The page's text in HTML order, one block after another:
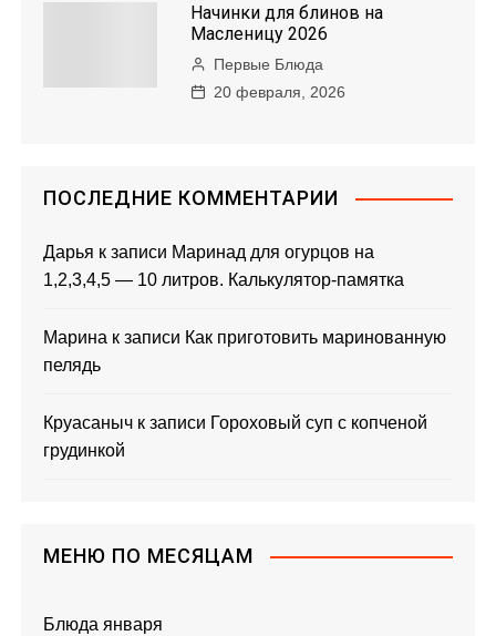
м
Начинки для блинов на
Масленицу 2026
Первые Блюда
20 февраля, 2026
ПОСЛЕДНИЕ КОММЕНТАРИИ
Дарья к записи Маринад для огурцов на
1,2,3,4,5 — 10 литров. Калькулятор-памятка
Марина к записи Как приготовить маринованную
пелядь
Круасаныч к записи Гороховый суп с копченой
грудинкой
МЕНЮ ПО МЕСЯЦАМ
Блюда января